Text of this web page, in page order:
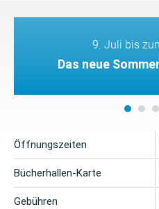
9. Juli bis
Das neue
Öffnungszeiten
Bücherhallen-Karte
Gebühren